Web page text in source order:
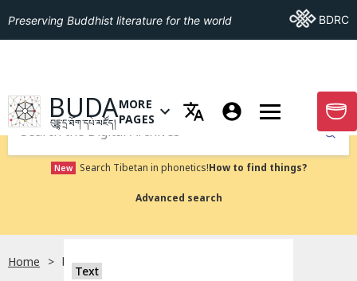
Preserving Buddhist literature for the world Go ToBDRC
GO TO HOMEPAGE
BUDA
བུདྡྷ་དྲ་ཐོག་དཔེ་མཛོད།
OPEN MENU OF MORE PAGES
MORE
PAGES
GO
Submit
New Search Tibetan in phonetics!How to find things?
Advanced search
Home bdr:MW28955_4C45BC
Text